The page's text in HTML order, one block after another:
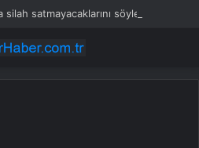
satmayacaklarını söyledi